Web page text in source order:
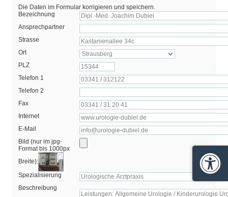
Die Daten im Formular korrigieren und speichern.
Bezeichnung
Ansprechpartner
Strasse
Ort
PLZ
Telefon 1
Telefon 2
Fax
Internet
E-Mail
Bild (nur im jpg-
Format bis 1000px
Breite):
Spezialisierung
Beschreibung